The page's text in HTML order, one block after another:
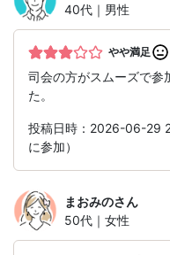
40代｜男性
やや満足
司会の方がスムーズで参
た。
投稿日時：2026-06-29
に参加）
まおみのさん
50代｜女性